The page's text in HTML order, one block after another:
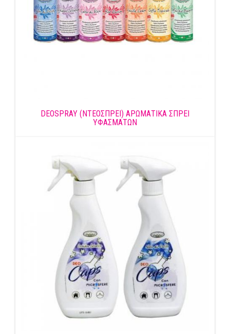
DEOSPRAY (ΝΤΕΟΣΠΡΕΙ) ΑΡΩΜΑΤΙΚΑ ΣΠΡΕΙ
ΥΦΑΣΜΑΤΩΝ